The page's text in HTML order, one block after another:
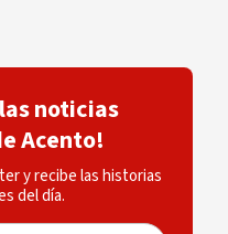
noticias
Acento!
y recibe las historias
del día.